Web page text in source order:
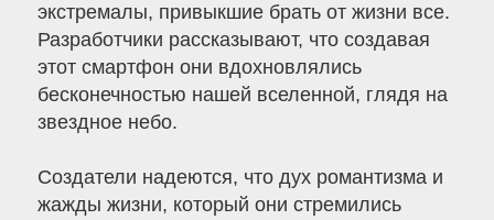
экстремалы, привыкшие брать от жизни все.
Разработчики рассказывают, что создавая
этот смартфон они вдохновлялись
бесконечностью нашей вселенной, глядя на
звездное небо.
Создатели надеются, что дух романтизма и
жажды жизни, который они стремились